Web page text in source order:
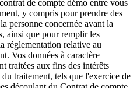
de compte démo entre vous
y compris pour prendre des
personne concernée avant la
ainsi que pour remplir les
réglementation relative au
Vos données à caractère
traitées aux fins des intérêts
traitement, tels que l'exercice de